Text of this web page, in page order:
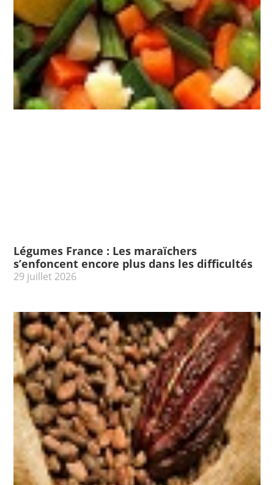
Légumes France : Les maraïchers
s’enfoncent encore plus dans les difficultés
29 juillet 2026